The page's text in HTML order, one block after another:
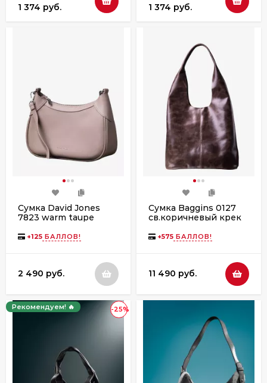
1 374 руб. 1 374 руб.
Сумка David Jones
7823 warm taupe
+125 БАЛЛОВ!
2 490 руб.
Сумка Baggins 0127
св.коричневый крек
+575 БАЛЛОВ!
11 490 руб.
-25%
Рекомендуем! 🔥